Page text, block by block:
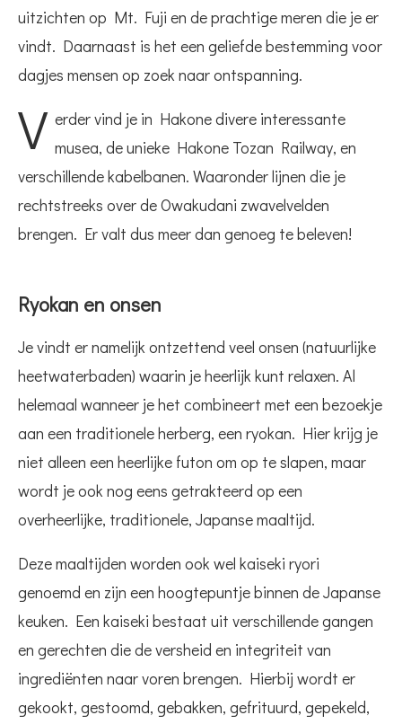
uitzichten op Mt. Fuji en de prachtige meren die je er
vindt. Daarnaast is het een geliefde bestemming voor
dagjes mensen op zoek naar ontspanning.
V erder vind je in Hakone divere interessante
musea, de unieke Hakone Tozan Railway, en
verschillende kabelbanen. Waaronder lijnen die je
rechtstreeks over de Owakudani zwavelvelden
brengen. Er valt dus meer dan genoeg te beleven!
Ryokan en onsen
Je vindt er namelijk ontzettend veel onsen (natuurlijke
heetwaterbaden) waarin je heerlijk kunt relaxen. Al
helemaal wanneer je het combineert met een bezoekje
aan een traditionele herberg, een ryokan. Hier krijg je
niet alleen een heerlijke futon om op te slapen, maar
wordt je ook nog eens getrakteerd op een
overheerlijke, traditionele, Japanse maaltijd.
Deze maaltijden worden ook wel kaiseki ryori
genoemd en zijn een hoogtepuntje binnen de Japanse
keuken. Een kaiseki bestaat uit verschillende gangen
en gerechten die de versheid en integriteit van
ingrediënten naar voren brengen. Hierbij wordt er
gekookt, gestoomd, gebakken, gefrituurd, gepekeld,